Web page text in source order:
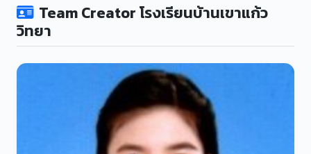
Team Creator โรงเรียนบ้านเขาแก้ว
วิทยา